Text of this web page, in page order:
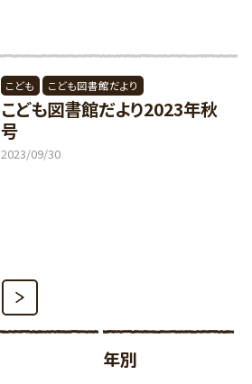
こども こども図書館だより
こども図書館だより2023年秋
号
2023/09/30
年別